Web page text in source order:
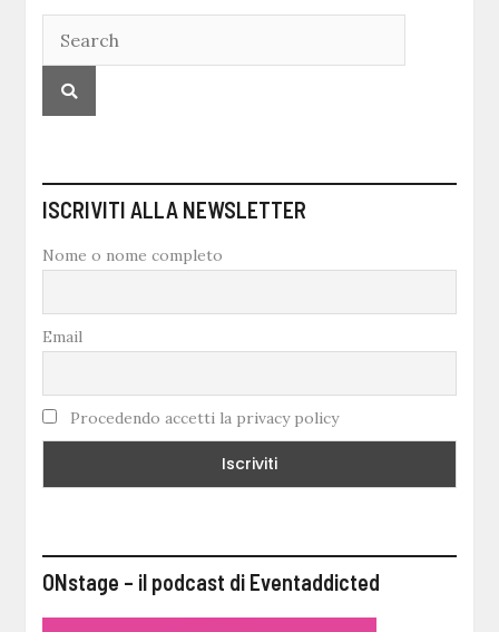
ISCRIVITI ALLA NEWSLETTER
Nome o nome completo
Email
Procedendo accetti la privacy policy
ONstage – il podcast di Eventaddicted